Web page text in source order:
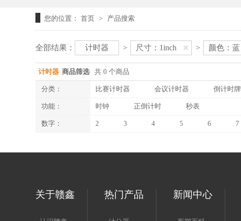
您的位置： 首页 > 产品搜索
全部结果： 计时器 > 尺寸：1inch > 颜色：蓝
计时器 商品筛选 共 0 个商品
分类： 比赛计时器 会议计时器 倒计时牌
功能： 时钟 正倒计时 秒表
数字： 2 3 4 5 6 7
关于赣鑫 热门产品 新闻中心